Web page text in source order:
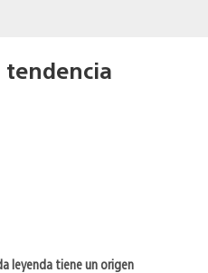
tendencia
leyenda tiene un origen